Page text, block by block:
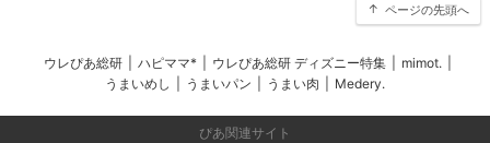
ページの先頭へ
ウレぴあ総研 ハピママ* ウレぴあ総研 ディズニー特集 mimot.
うまいめし
うまいパン うまい肉 Medery.
ぴあ関連サイト